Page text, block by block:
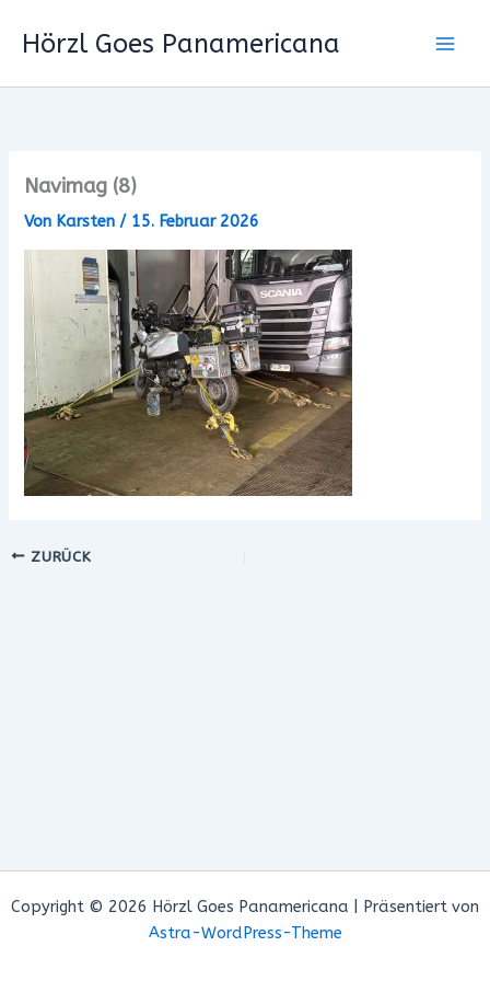
InhaltHörzl Goes Panamericana
Navimag (8)
Von Karsten / 15. Februar 2026
ZURÜCK
Copyright © 2026 Hörzl Goes Panamericana | Präsentiert von
Astra-WordPress-Theme